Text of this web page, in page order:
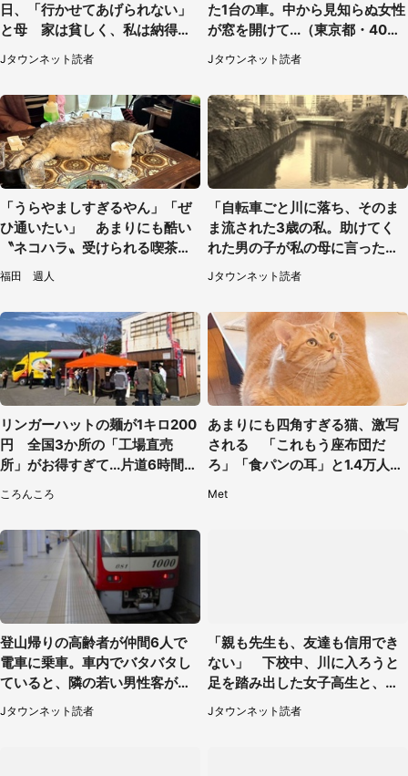
日、「行かせてあげられない」
と母 家は貧しく、私は納得し
たけれど...（北海道・70代以上
女性）
Jタウンネット読者
た1台の車。中から見知らぬ女性
が窓を開けて...（東京都・40代
Jタウンネット読者
「うらやましすぎるやん」「ぜ
ひ通いたい」 あまりにも酷い
〝ネコハラ〟受けられる喫茶店
に5.3万人驚がく
福田 週人
「自転車ごと川に落ち、そのま
ま流された3歳の私。助けてく
れた男の子が私の母に言ったの
は...」（千葉県・20代女性）
Jタウンネット読者
リンガーハットの麺が1キロ200
円 全国3か所の「工場直売
所」がお得すぎて...片道6時間か
ころんころ
あまりにも四角すぎる猫、激写
される 「これもう座布団だ
ろ」「食パンの耳」と1.4万人困
Met
登山帰りの高齢者が仲間6人で
電車に乗車。車内でバタバタし
ていると、隣の若い男性客が
（神奈川県・70代女性）
Jタウンネット読者
「親も先生も、友達も信用でき
ない」 下校中、川に入ろうと
足を踏み出した女子高生と、彼
女を止めた予想外の存在
Jタウンネット読者